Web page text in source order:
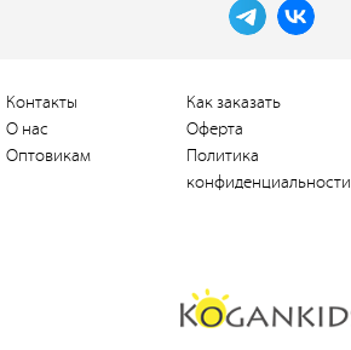
Контакты
О нас
Оптовикам
Как заказать
Оферта
Политика
конфиденциальности